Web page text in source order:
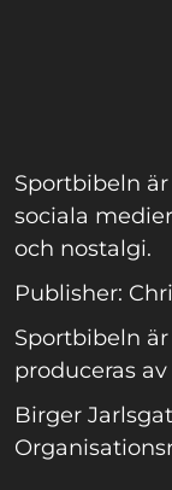
Sportbibeln
sociala
och nostalgi.
Publisher:
Sportbibeln
produceras
Birger